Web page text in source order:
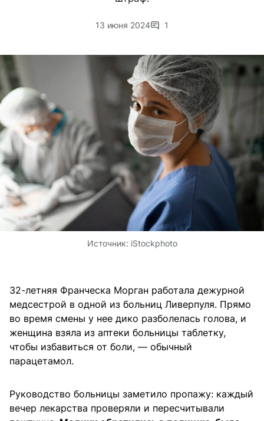
13 июня 2024 1
Источник: iStockphoto
32-летняя Франческа Морган работала дежурной
медсестрой в одной из больниц Ливерпуля. Прямо
во время смены у нее дико разболелась голова, и
женщина взяла из аптеки больницы таблетку,
чтобы избавиться от боли, — обычный
парацетамол.
Руководство больницы заметило пропажу: каждый
вечер лекарства проверяли и пересчитывали